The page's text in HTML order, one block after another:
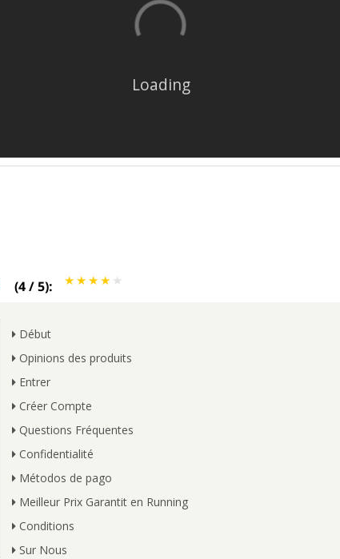
Loading
(4/5):
Début
Opinions des produits
Entrer
Créer Compte
Questions Fréquentes
Confidentialité
Métodos de pago
Meilleur Prix Garantit en Running
Conditions
Sur Nous